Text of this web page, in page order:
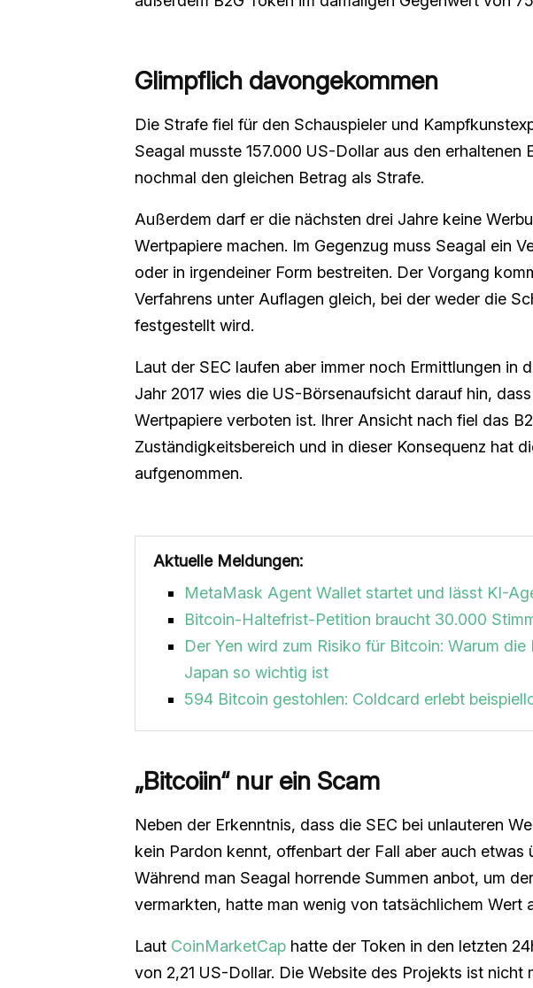
Glimpflich davongekommen
Die Strafe fiel für den Schauspieler und
Seagal musste 157.000 US-Dollar aus den erhaltenen
nochmal den gleichen Betrag als Strafe.
Außerdem darf er die nächsten drei Jahre keine
Wertpapiere machen. Im Gegenzug muss Seagal ein
oder in irgendeiner Form bestreiten. Der Vorgang
Verfahrens unter Auflagen gleich, bei der weder die
festgestellt wird.
Laut der SEC laufen aber immer noch Ermittlungen in
Jahr 2017 wies die US-Börsenaufsicht darauf hin,
Wertpapiere verboten ist. Ihrer Ansicht nach fiel das
Zuständigkeitsbereich und in dieser Konsequenz hat
aufgenommen.
Aktuelle Meldungen:
MetaMask Agent Wallet startet und lässt KI-
Bitcoin-Haltefrist-Petition braucht 30.000
Der Yen wird zum Risiko für Bitcoin: Warum
Japan so wichtig ist
594 Bitcoin gestohlen: Coldcard erlebt
„Bitcoiin“ nur ein Scam
Neben der Erkenntnis, dass die SEC bei unlauteren
kein Pardon kennt, offenbart der Fall aber auch
Während man Seagal horrende Summen anbot, um
vermarkten, hatte man wenig von tatsächlichem Wert
Laut CoinMarketCap hatte der Token in den letzten
von 2,21 US-Dollar. Die Website des Projekts ist nicht